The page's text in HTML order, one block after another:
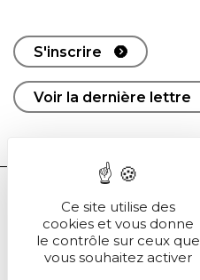
S'inscrire
Voir la dernière lettre
Ce site utilise des
cookies et vous donne
le contrôle sur ceux que
vous souhaitez activer